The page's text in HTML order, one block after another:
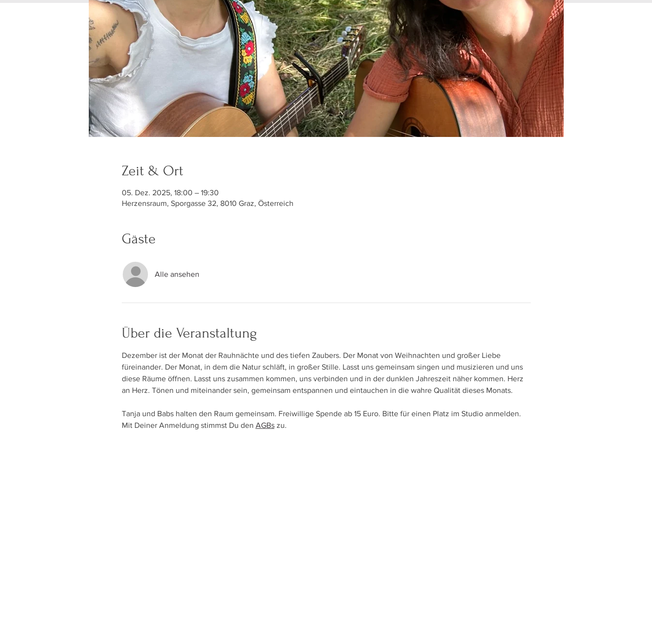
Zeit & Ort
05. Dez. 2025, 18:00 – 19:30
Herzensraum, Sporgasse 32, 8010 Graz, Österreich
Gäste
Alle ansehen
Über die Veranstaltung
Dezember ist der Monat der Rauhnächte und des tiefen Zaubers. Der Monat von Weihnachten und großer Liebe
füreinander. Der Monat, in dem die Natur schläft, in großer Stille. Lasst uns gemeinsam singen und musizieren und uns
diese Räume öffnen. Lasst uns zusammen kommen, uns verbinden und in der dunklen Jahreszeit näher kommen. Herz
an Herz. Tönen und miteinander sein, gemeinsam entspannen und eintauchen in die wahre Qualität dieses Monats.
Tanja und Babs halten den Raum gemeinsam. Freiwillige Spende ab 15 Euro. Bitte für einen Platz im Studio anmelden.
Mit Deiner Anmeldung stimmst Du den AGBs zu.